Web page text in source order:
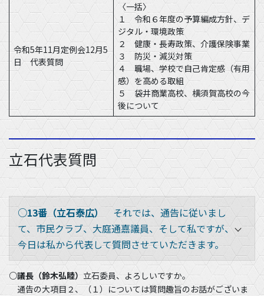
令和5年11月定例会12月5
日 代表質問
〈一括〉
１ 令和６年度の予算編成方針、デ
ジタル・環境政策
２ 健康・長寿政策、介護保険事業
３ 防災・減災対策
４ 職場、学校で自己肯定感（有用
感）を高める取組
５ 袋井商業高校、横須賀高校の今
後について
立石代表質問
○13番（立石泰広） それでは、通告に従いまし
て、市民クラブ、大庭通嘉議員、そして私ですが、
今日は私から代表して質問させていただきます。
○議長（鈴木弘睦）立石委員、よろしいですか。
通告の大項目２、（１）については質問趣旨のお話がございま